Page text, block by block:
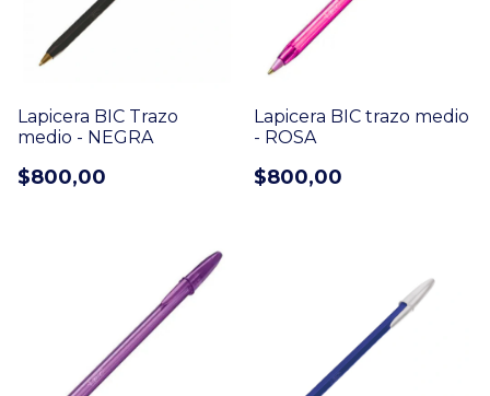
Lapicera BIC Trazo
medio - NEGRA
$800,00
Lapicera BIC trazo medio
- ROSA
$800,00